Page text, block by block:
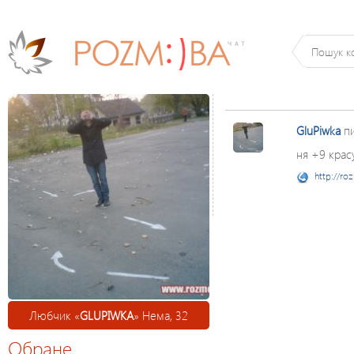
Любчик «GLUPIWKA» Нема, 32
Обране
GluPiwka
ня +9
http://